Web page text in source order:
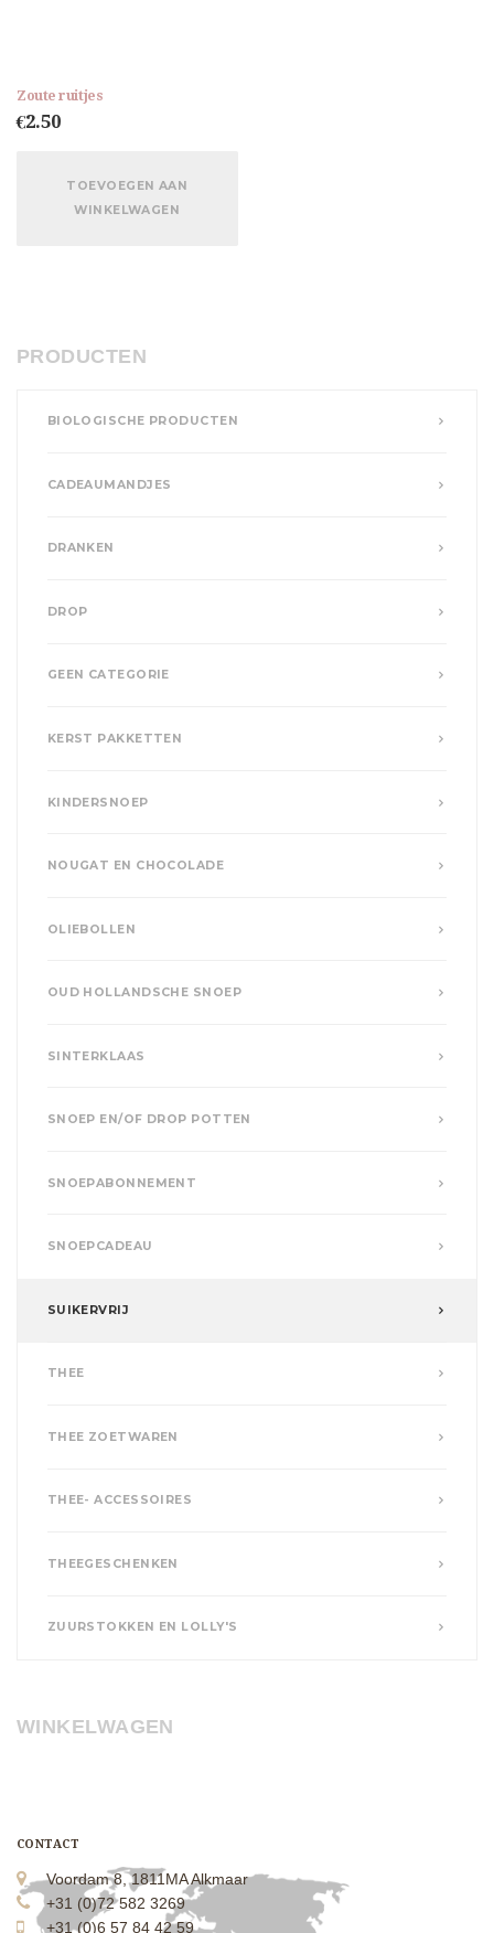
Zoute ruitjes
€2.50
TOEVOEGEN AAN
WINKELWAGEN
PRODUCTEN
BIOLOGISCHE PRODUCTEN
CADEAUMANDJES
DRANKEN
DROP
GEEN CATEGORIE
KERST PAKKETTEN
KINDERSNOEP
NOUGAT EN CHOCOLADE
OLIEBOLLEN
OUD HOLLANDSCHE SNOEP
SINTERKLAAS
SNOEP EN/OF DROP POTTEN
SNOEPABONNEMENT
SNOEPCADEAU
SUIKERVRIJ
THEE
THEE ZOETWAREN
THEE- ACCESSOIRES
THEEGESCHENKEN
ZUURSTOKKEN EN LOLLY'S
WINKELWAGEN
CONTACT
Voordam 8, 1811MA Alkmaar
+31 (0)72 582 3269
+31 (0)6 57 84 42 59